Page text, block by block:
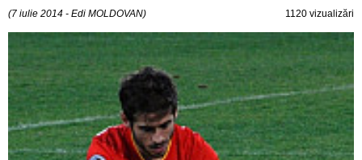
(7 iulie 2014 - Edi MOLDOVAN) 1120 vizualizări